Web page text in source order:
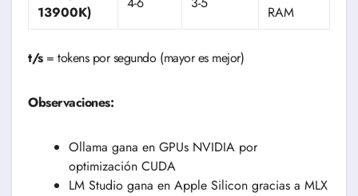
13900K)
RAM
t/s= tokens por segundo (mayor es mejor)
Observaciones:
Ollama gana en GPUs NVIDIA por
optimización CUDA
LM Studio gana en Apple Silicon gracias a MLX